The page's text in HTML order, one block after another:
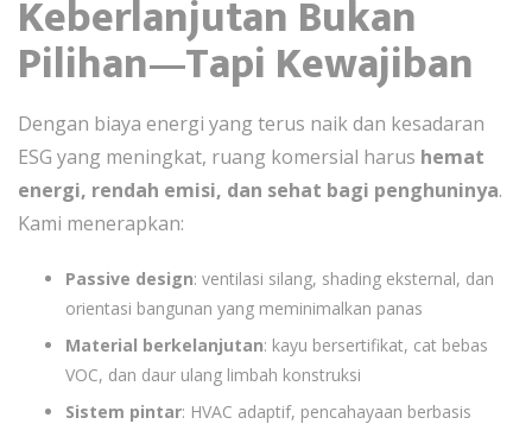
Keberlanjutan Bukan
Pilihan—Tapi Kewajiban
Dengan biaya energi yang terus naik dan kesadaran
ESG yang meningkat, ruang komersial harus hemat
energi, rendah emisi, dan sehat bagi penghuninya.
Kami menerapkan:
Passive design: ventilasi silang, shading eksternal, dan
orientasi bangunan yang meminimalkan panas
Material berkelanjutan: kayu bersertifikat, cat bebas
VOC, dan daur ulang limbah konstruksi
Sistem pintar: HVAC adaptif, pencahayaan berbasis